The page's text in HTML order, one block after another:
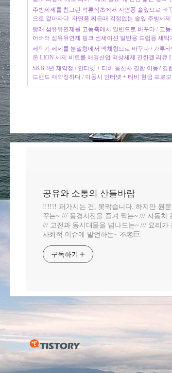
주방세제를 참그린 석류식초에서 자연퐁 솔잎으로
으로 갈아타다. 자연퐁 찌든때 걱정없는 솔잎 주방세
빨래 섬유유연제를 고농축에서 일반으로 바꾸다 / 고
어버터 섬유유연제 핑크 센세이션 일반용 드럼용 세
세탁기 세제를 분말형에서 액체형으로 바꾸다 / 가루
온 LION 세제 비트를 애경산업 액상세제 진한겔 리큐
SKB 3년 재약정 / 인터넷 + 티비 통신사 결합 이동?
드밴드 재약정하다 / 이동시 인터넷 + 티비 현금 프로
:
공유와 소통의 산들바람
!!!!!! 퍼가시는 건, 못막습니다. 하지만 원
꾸는~ /// 풍경사진을 즐겨 찍는~ /// 자동차
/// 고전과 동시대물을 넘나드는~ /// 요리
사회적 이슈에 발언하는~ 不老巨
구독하기